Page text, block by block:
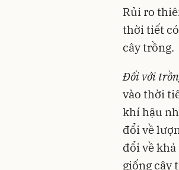
Rủi ro
thời tiết
cây trồng.
Đối với
vào thời
khí hậu
đổi về
đổi về
giống cây